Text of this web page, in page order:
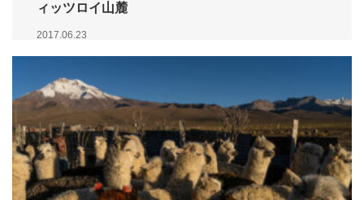
ィッツロイ山麓
2017.06.23